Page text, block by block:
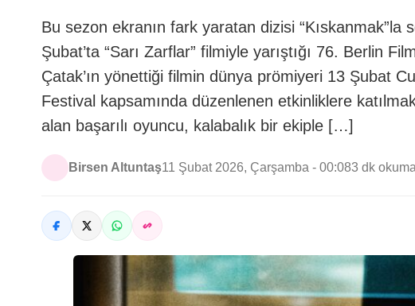
Bu sezon ekranın fark yaratan dizisi “Kıskanmak”la
Şubat’ta “Sarı Zarflar” filmiyle yarıştığı 76. Berlin
Çatak’ın yönettiği filmin dünya prömiyeri 13 Şubat
Festival kapsamında düzenlenen etkinliklere
alan başarılı oyuncu, kalabalık bir ekiple […]
Birsen Altuntaş11 Şubat 2026, Çarşamba - 00:083 dk okuma